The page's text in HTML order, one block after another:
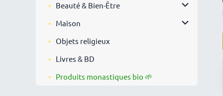
Beauté & Bien-Être
Maison
Objets religieux
Livres & BD
Produits monastiques bio 🌱